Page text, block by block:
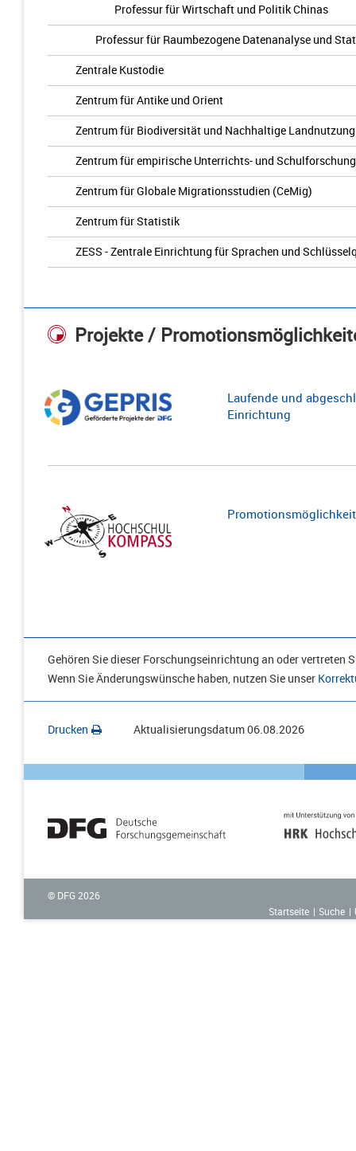
Professur für Wirtschaft und Politik Chinas
Professur für Raumbezogene Datenanalyse und
Zentrale Kustodie
Zentrum für Antike und Orient
Zentrum für Biodiversität und Nachhaltige Landnutzung
Zentrum für empirische Unterrichts- und
Zentrum für Globale Migrationsstudien (CeMig)
Zentrum für Statistik
ZESS - Zentrale Einrichtung für Sprachen und
Projekte /
Laufende und
Einrichtung
Gehören Sie dieser Forschungseinrichtung an oder vertreten
Wenn Sie Änderungswünsche haben, nutzen Sie unser
Drucken Aktualisierungsdatum06.08.2026
© DFG 2026
Startseite
Suche